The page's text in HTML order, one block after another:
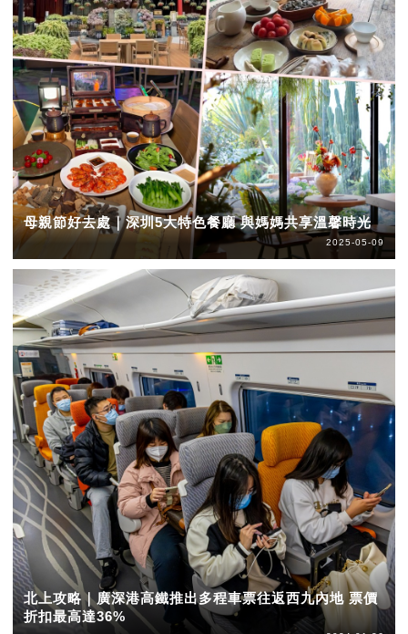
母親節好去處｜深圳5大特色餐廳 與媽媽共享溫馨時光
2025-05-09
北上攻略｜廣深港高鐵推出多程車票往返西九內地 票價
折扣最高達36%